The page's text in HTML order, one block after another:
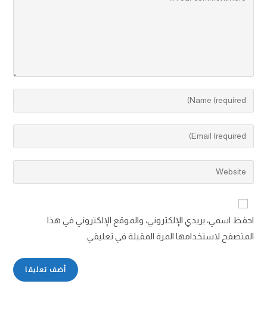
احفظ اسمي، بريدي الإلكتروني، والموقع الإلكتروني في هذا
المتصفح لاستخدامها المرة المقبلة في تعليقي.